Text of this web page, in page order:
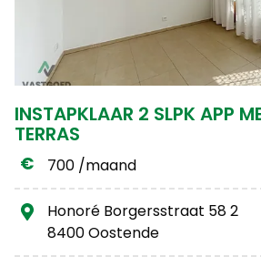
INSTAPKLAAR 2 SLPK APP
TERRAS
700 /maand
Honoré Borgersstraat 58 2
8400 Oostende